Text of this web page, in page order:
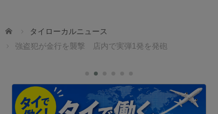
ホーム
タイローカルニュース
強盗犯が金行を襲撃 店内で実弾1発を発砲